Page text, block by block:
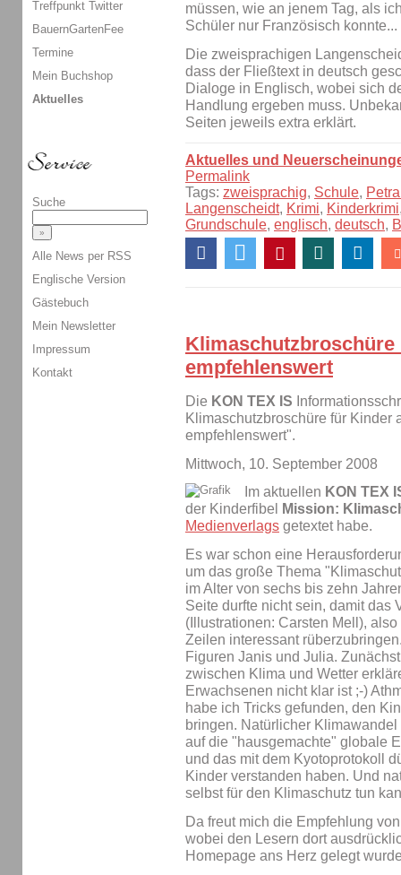
müssen, wie an jenem Tag, als
Schüler nur Französisch konnte...
Die zweisprachigen
dass der Fließtext in deutsch
Dialoge in Englisch, wobei sich
Handlung ergeben muss.
Seiten jeweils extra erklärt.
Aktuelles und
Permalink
Tags: zweisprachig, Schule,
Langenscheidt, Krimi, Kinderkrimi
Grundschule, englisch, deutsch,
empfehlenswert
Die KON TEX IS
Klimaschutzbroschüre für Kinder
empfehlenswert".
Mittwoch, 10. September 2008
Im aktuellen KON TEX
der Kinderfibel
Mission:
Medienverlags getextet habe.
Es war schon eine
um das große Thema
im Alter von sechs bis zehn
Seite durfte nicht sein, damit das
(Illustrationen: Carsten Mell),
Zeilen interessant
Figuren Janis und Julia.
zwischen Klima und Wetter
Erwachsenen nicht klar ist ;-)
habe ich Tricks gefunden, den
bringen. Natürlicher
auf die "hausgemachte" globale
und das mit dem Kyotoprotokoll
Kinder verstanden haben. Und
selbst für den Klimaschutz tun
Da freut mich die Empfehlung
wobei den Lesern dort
Homepage ans Herz gelegt
Treffpunkt Twitter
BauernGartenFee
Termine
Mein Buchshop
Aktuelles
Suche
Alle News per RSS
Englische Version
Gästebuch
Mein Newsletter
Impressum
Kontakt